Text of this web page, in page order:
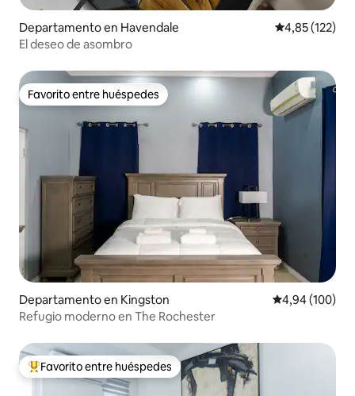
Departamento en Havendale Calificación
4,85 (122)
El deseo de asombro
Favorito entre huéspedes
Favorito entre huéspedes
Departamento en Kingston Calificación
4,94 (100)
Refugio moderno en The Rochester
Favorito entre los huéspedes más destacados
Favorito entre huéspedes